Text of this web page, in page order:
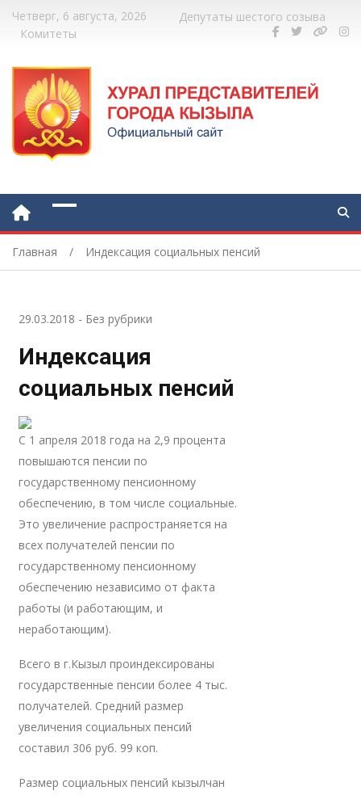
Четверг, 6 августа, 2026
Депутаты шестого созыва
Комитеты
Главная Индексация социальных пенсий
29.03.2018 - Без рубрики
Индексация
социальных пенсий
С 1 апреля 2018 года на 2,9 процента
повышаются пенсии по
государственному пенсионному
обеспечению, в том числе социальные.
Это увеличение распространяется на
всех получателей пенсии по
государственному пенсионному
обеспечению независимо от факта
работы (и работающим, и
неработающим).
Всего в г.Кызыл проиндексированы
государственные пенсии более 4 тыс.
получателей. Средний размер
увеличения социальных пенсий
составил 306 руб. 99 коп.
Размер социальных пенсий кызылчан